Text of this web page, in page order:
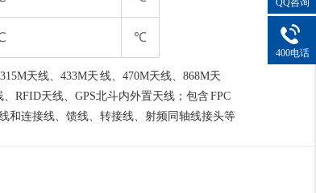
℃
天线、433M天 线、470M天线、868M天
RFID天线、GPS北斗内外置天线；包含 FPC
和连接线、馈线、转接线、射频同轴线接头等
400电话